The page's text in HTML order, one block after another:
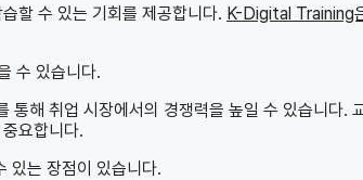
할 수 있는 기회를 제공합니다. K-Digital Training
수 있습니다.
통해 취업 시장에서의 경쟁력을 높일 수 있습니다.
요합니다.
있는 장점이 있습니다.